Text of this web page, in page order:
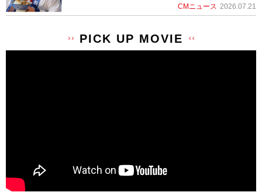
CMニュース 2026.07.21
PICK UP MOVIE